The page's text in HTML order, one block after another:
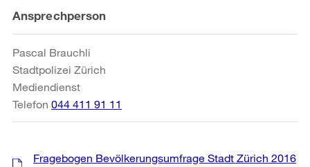
Weitere
Informationen
Ansprechperson
Pascal Brauchli
Stadtpolizei Zürich
Mediendienst
Telefon 044 411 91 11
Fragebogen Bevölkerungsumfrage Stadt Zürich 2016